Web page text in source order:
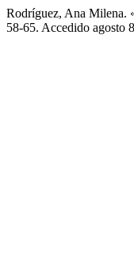
Rodríguez, Ana Milena.
58-65. Accedido agosto